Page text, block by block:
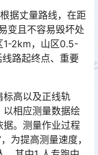
据丈量路线，在距
变且不容易毁坏处
1-2km，山区0.5-
路起终点、重要
标高以及正线轨
相应测量数据绘
。测量作业过程
为提高测量速度，